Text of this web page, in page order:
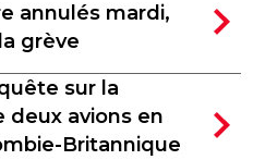
annulés mardi,
grève
sur la
deux avions en
Britannique